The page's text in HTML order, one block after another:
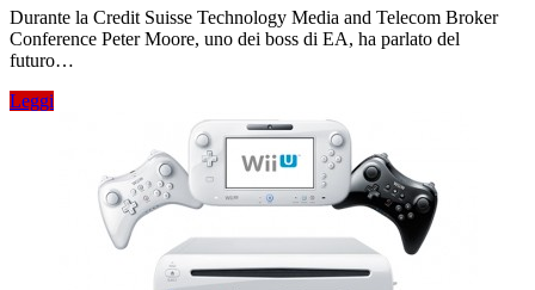
Durante la Credit Suisse Technology Media and Telecom Broker
Conference Peter Moore, uno dei boss di EA, ha parlato del
futuro…
Leggi